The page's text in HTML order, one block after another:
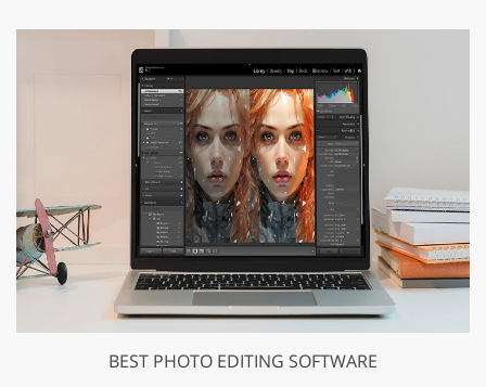
BEST PHOTO EDITING SOFTWARE